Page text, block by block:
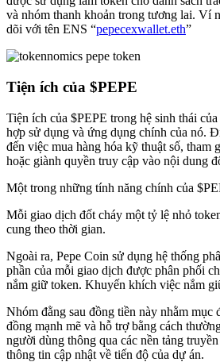
và nhóm thanh khoản trong tương lai. Ví
dõi với tên ENS “pepecexwallet.eth”
Tiện ích của $PEPE
Tiện ích của $PEPE trong hệ sinh thái
hợp sử dụng và ứng dụng chính của nó.
đến việc mua hàng hóa kỹ thuật số, tham
hoặc giành quyền truy cập vào nội dung
Một trong những tính năng chính của
Mỗi giao dịch đốt cháy một tỷ lệ nhỏ
cung theo thời gian.
Ngoài ra, Pepe Coin sử dụng hệ thống
phần của mỗi giao dịch được phân phối
nắm giữ token. Khuyến khích việc nắm
Nhóm đằng sau đồng tiền này nhằm mục
đồng mạnh mẽ và hỗ trợ bằng cách
người dùng thông qua các nền tảng
thông tin cập nhật về tiến độ của dự án.